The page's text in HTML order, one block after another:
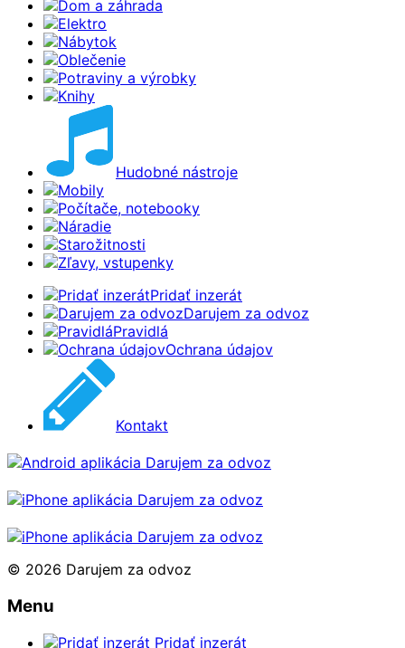
Dom a záhrada
Elektro
Nábytok
Oblečenie
Potraviny a výrobky
Knihy
Hudobné nástroje
Mobily
Počítače, notebooky
Náradie
Starožitnosti
Zľavy, vstupenky
Pridať inzerát
Darujem za odvoz
Pravidlá
Ochrana údajov
Kontakt
© 2026 Darujem za odvoz
Menu
Pridať inzerát